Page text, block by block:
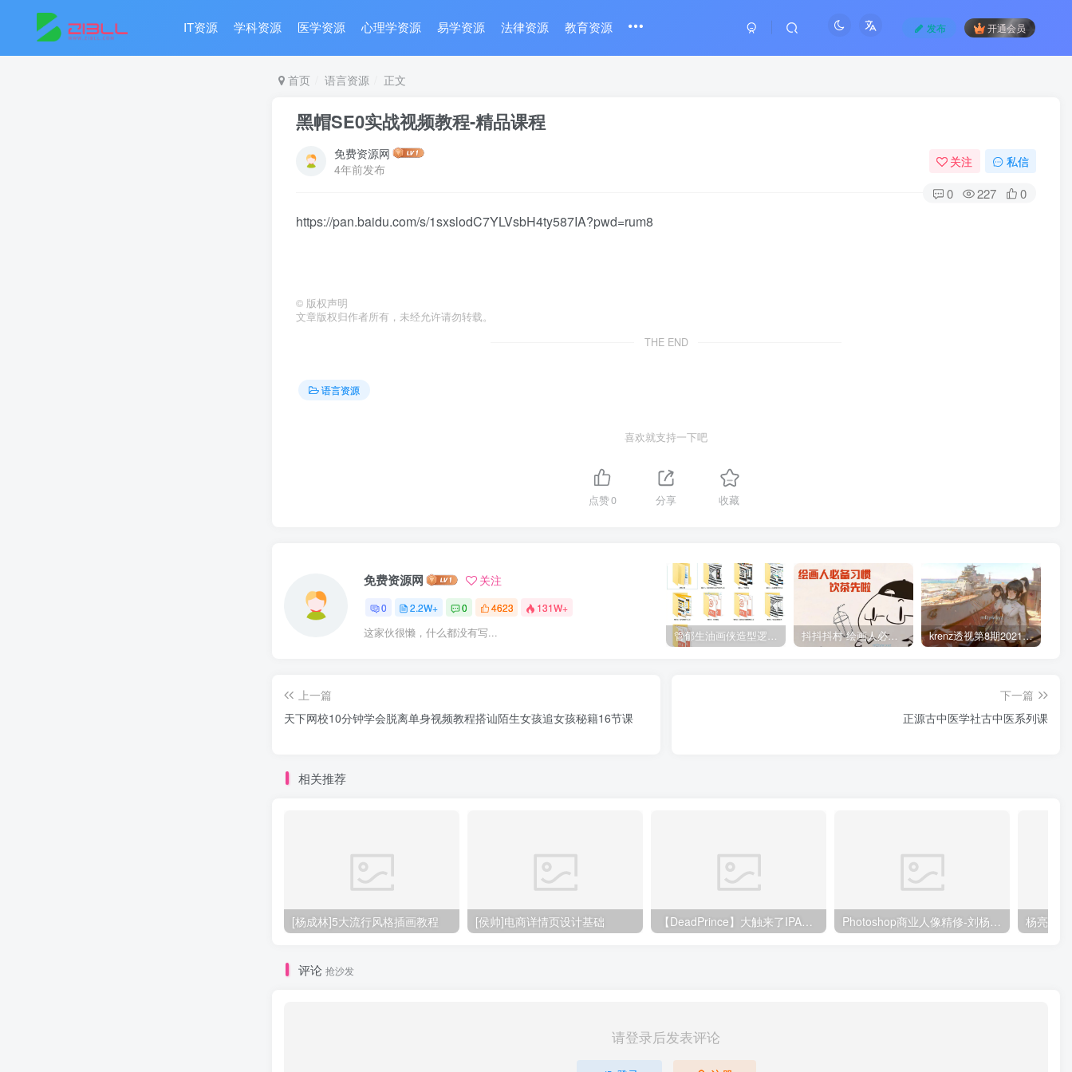
IT资源 学科资源 医学资源 心理学资源 易学资源 法律资源 教育资源 发布 开通会员
首页 语言资源 正文
黑帽SE0实战视频教程-精品课程
免费资源网
4年前发布
关注 私信
0 227 0
https://pan.baidu.com/s/1sxslodC7YLVsbH4ty587IA?pwd=rum8
© 版权声明
文章版权归作者所有，未经允许请勿转载。
THE END
语言资源
喜欢就支持一下吧
点赞0 分享 收藏
免费资源网 关注
0 2.2W+ 0 4623 131W+
这家伙很懒，什么都没有写... 管郁生油画侠造型逻辑班第一期2019年5月【高清不缺课】 抖抖抖村 绘画人必备习惯2020【画质不错】 krenz透视第8期2021年4月结课【画质高清有笔刷课件】
上一篇
天下网校10分钟学会脱离单身视频教程搭讪陌生女孩追女孩秘籍16节课
下一篇
正源古中医学社古中医系列课
相关推荐
[杨成林]5大流行风格插画教程 [侯帅]电商详情页设计基础 【DeadPrince】大触来了IPAD原创插画设计班 Photoshop商业人像精修-刘杨（799元） 杨亮-全
评论 抢沙发
请登录后发表评论